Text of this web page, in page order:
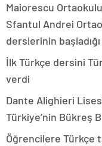
Maiorescu
Sfantul Andrei
derslerinin
İlk Türkçe dersini
verdi
Dante Alighieri
Türkiye’nin Bükreş
Öğrencilere Türkçe